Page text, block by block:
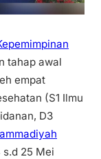
tahap awal
empat
(S1 Ilmu
D3
25 Mei